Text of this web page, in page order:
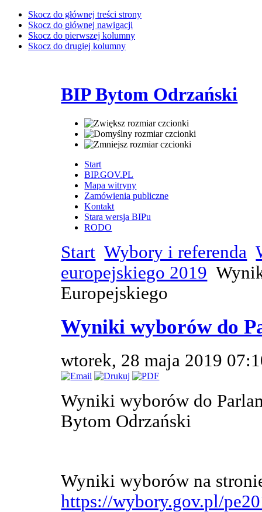
Skocz do głównej treści strony
Skocz do głównej nawigacji
Skocz do pierwszej kolumny
Skocz do drugiej kolumny
BIP Bytom Odrzański
Start
BIP.GOV.PL
Mapa witryny
Zamówienia publiczne
Kontakt
Stara wersja BIPu
RODO
Start Wybory i referenda
europejskiego 2019
Europejskiego
Wyniki wyborów do
wtorek, 28 maja 2019
Wyniki wyborów do
Bytom Odrzański
Wyniki wyborów na
https://wybory.gov.pl/